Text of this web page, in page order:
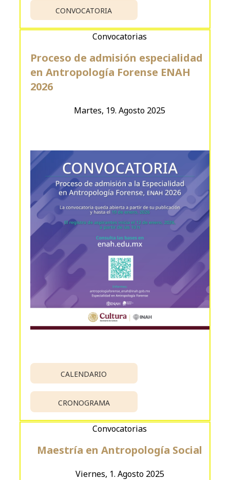
CONVOCATORIA
CALENDARIO
CRONOGRAMA
Martes, 19. Agosto 2025
Proceso de admisión especialidad
en Antropología Forense ENAH
2026
Convocatorias
Viernes, 1. Agosto 2025
Maestría en Antropología Social
Convocatorias